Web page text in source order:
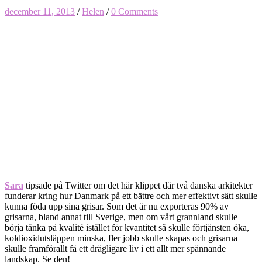
december 11, 2013 /Helen /0 Comments
Sara tipsade på Twitter om det här klippet där två danska arkitekter
funderar kring hur Danmark på ett bättre och mer effektivt sätt skulle
kunna föda upp sina grisar. Som det är nu exporteras 90% av
grisarna, bland annat till Sverige, men om vårt grannland skulle
börja tänka på kvalité istället för kvantitet så skulle förtjänsten öka,
koldioxidutsläppen minska, fler jobb skulle skapas och grisarna
skulle framförallt få ett drägligare liv i ett allt mer spännande
landskap. Se den!